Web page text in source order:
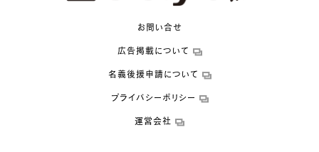
お問い合せ
広告掲載について
名義後援申請について
プライバシーポリシー
運営会社